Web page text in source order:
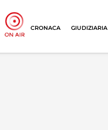
CRONACA GIUDIZIARIA